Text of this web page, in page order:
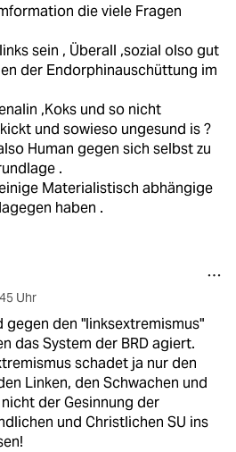
die viele Fragen
sein , Überall ,sozial olso gut
der Endorphinauschüttung im
,Koks und so nicht
und sowieso ungesund is ?
Human gegen sich selbst zu
.
Materialistisch abhängige
haben .
Uhr
gegen den "linksextremismus"
das System der BRD agiert.
schadet ja nur den
Linken, den Schwachen und
der Gesinnung der
und Christlichen SU ins